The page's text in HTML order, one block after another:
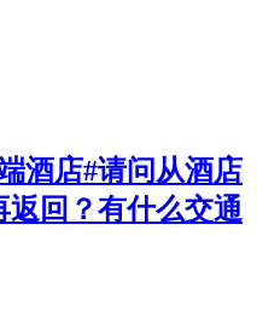
酒店#请问从酒店
返回？有什么交通